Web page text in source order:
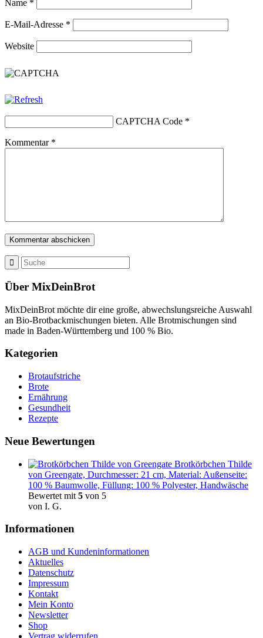
Name *
E-Mail-Adresse *
Website
CAPTCHA Code *
Kommentar *
Über MixDeinBrot
MixDeinBrot möchte dir eine große, abwechslungsreiche Auswahl
an Bio-Brotbackmischungen bieten. Alle Brotmischungen sind
made in Baden-Württemberg und 100 % Bio.
Kategorien
Brotaufstriche
Brote
Ernährung
Gesundheit
Rezepte
Neue Bewertungen
Brotkörbchen Thilde
von Greengate, Durchmesser: 21 cm, Material: Außenseite:
100 % Baumwolle, Füllung: 100 % Polyester, Handwäsche
Bewertet mit 5 von 5
von I. G.
Informationen
AGB und Kundeninformationen
Aktuelles
Datenschutz
Impressum
Kontakt
Mein Konto
Newsletter
Shop
Vertrag widerrufen